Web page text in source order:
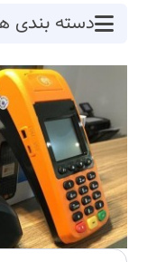
دسته بندی